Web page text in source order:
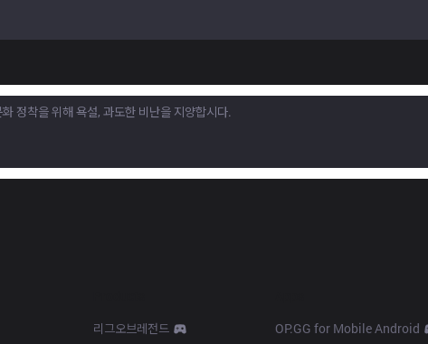
리그오브레전드
OP.GG for Mobile Android